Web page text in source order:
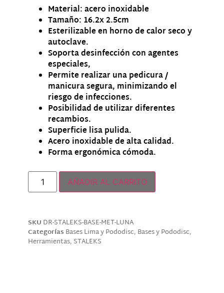
Material: acero inoxidable
Tamaño: 16.2x 2.5cm
Esterilizable en horno de calor seco y
autoclave.
Soporta desinfección con agentes
especiales,
Permite realizar una pedicura /
manicura segura, minimizando el
riesgo de infecciones.
Posibilidad de utilizar diferentes
recambios.
Superficie lisa pulida.
Acero inoxidable de alta calidad.
Forma ergonómica cómoda.
AÑADIR AL CARRITO
SKU DR-STALEKS-BASE-MET-LUNA
Categorías Bases Lima y Pododisc, Bases y Pododisc,
Herramientas, STALEKS